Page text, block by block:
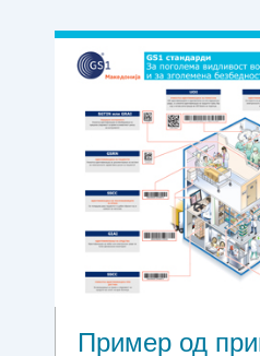
Пример од